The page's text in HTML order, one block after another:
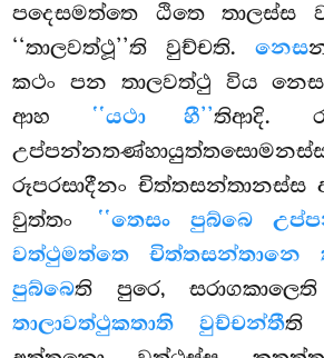
පදෙසමත්තෙ ඨිතෙතාලස්ස
‘‘තාලවත්ථූ’’ති වුච්චති. නෙස
කථං පන තාලවත්ථු විය
ආහ ‘‘යථා හී’’තිආදි.
රූපරසාදීනං චිත්තසන්තානස්ස
වුත්තං ‘‘තෙසං පුබ්බෙ
වත්ථුමත්තෙ චිත්තසන්තානෙ
පුබ්බෙති පුරෙ,
තාලාවත්ථුකතාති වුච්චන්තීති